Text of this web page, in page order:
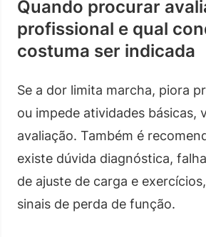
Quando procurar
profissional e qual
costuma ser indicada
Se a dor limita marcha, piora
ou impede atividades básicas,
avaliação. Também é
existe dúvida diagnóstica,
de ajuste de carga e
sinais de perda de função.